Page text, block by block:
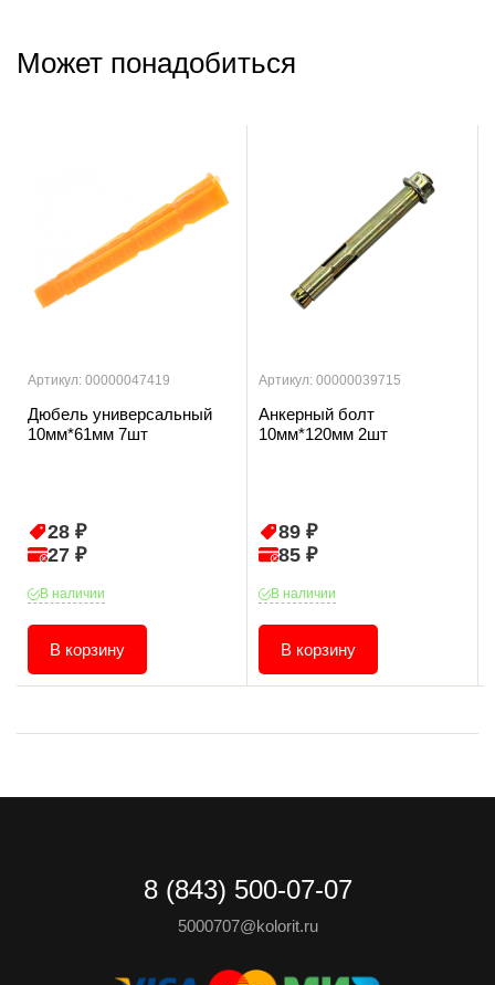
Может понадобиться
Артикул: 00000047419
Дюбель универсальный
10мм*61мм 7шт
28 ₽
27 ₽
В наличии
В корзину
Артикул: 00000039715
Анкерный болт
10мм*120мм 2шт
89 ₽
85 ₽
В наличии
В корзину
8 (843) 500-07-07
5000707@kolorit.ru